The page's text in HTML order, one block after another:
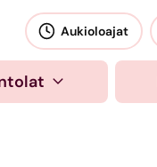
Aukioloajat